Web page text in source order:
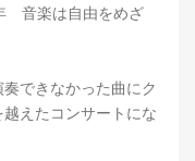
音楽は自由をめざ
できなかった曲にク
えたコンサートにな